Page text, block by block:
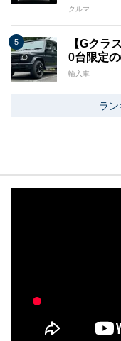
クルマ
【Gクラ
0台限定
輸入車
ラ